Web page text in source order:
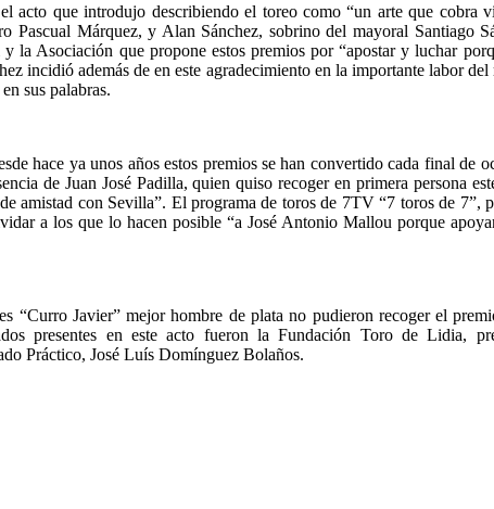
que introdujo describiendo el toreo como “un arte que cobra
Márquez, y Alan Sánchez, sobrino del mayoral Santiago
la Asociación que propone estos premios por “apostar y luchar
incidió además de en este agradecimiento en la importante labor
sus palabras.
hace ya unos años estos premios se han convertido cada final de
de Juan José Padilla, quien quiso recoger en primera persona
amistad con Sevilla”. El programa de toros de 7TV “7 toros de
a los que lo hacen posible “a José Antonio Mallou porque
“Curro Javier” mejor hombre de plata no pudieron recoger el
presentes en este acto fueron la Fundación Toro de Lidia,
Práctico, José Luís Domínguez Bolaños.